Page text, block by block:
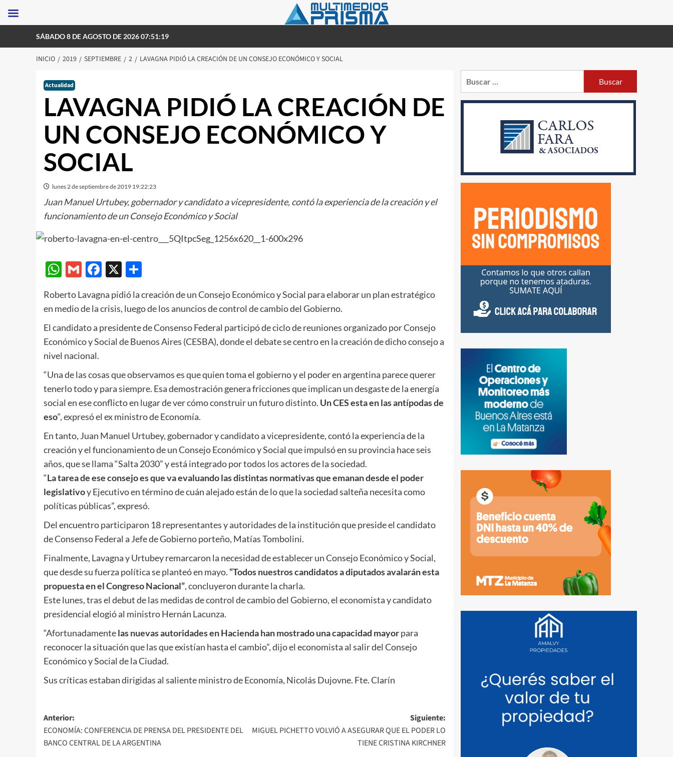
SÁBADO 8 DE AGOSTO DE 2026 07:51:19
INICIO 2019 SEPTIEMBRE 2 LAVAGNA PIDIÓ LA CREACIÓN DE UN CONSEJO ECONÓMICO Y SOCIAL
Actualidad
LAVAGNA PIDIÓ LA CREACIÓN DE
UN CONSEJO ECONÓMICO Y
SOCIAL
lunes 2 de septiembre de 2019 19:22:23
Juan Manuel Urtubey, gobernador y candidato a vicepresidente, contó la experiencia de la creación y el
funcionamiento de un Consejo Económico y Social
WhatsApp
GmailFacebook
X
Roberto Lavagna pidió la creación de un Consejo Económico y Social para elaborar un plan estratégico
en medio de la crisis, luego de los anuncios de control de cambio del Gobierno.
El candidato a presidente de Consenso Federal participó de ciclo de reuniones organizado por Consejo
Económico y Social de Buenos Aires (CESBA), donde el debate se centro en la creación de dicho consejo a
nivel nacional.
“Una de las cosas que observamos es que quien toma el gobierno y el poder en argentina parece querer
tenerlo todo y para siempre. Esa demostración genera fricciones que implican un desgaste de la energía
social en ese conflicto en lugar de ver cómo construir un futuro distinto. Un CES esta en las antípodas de
eso“, expresó el ex ministro de Economía.
En tanto, Juan Manuel Urtubey, gobernador y candidato a vicepresidente, contó la experiencia de la
creación y el funcionamiento de un Consejo Económico y Social que impulsó en su provincia hace seis
años, que se llama “Salta 2030” y está integrado por todos los actores de la sociedad.
“La tarea de ese consejo es que va evaluando las distintas normativas que emanan desde el poder
legislativoy Ejecutivo en término de cuán alejado están de lo que la sociedad salteña necesita como
políticas públicas”, expresó.
Del encuentro participaron 18 representantes y autoridades de la institución que preside el candidato
de Consenso Federal a Jefe de Gobierno porteño, Matías Tombolini.
Finalmente, Lavagna y Urtubey remarcaron la necesidad de establecer un Consejo Económico y Social,
que desde su fuerza política se planteó en mayo. “Todos nuestros candidatos a diputados avalarán esta
propuesta en el Congreso Nacional”, concluyeron durante la charla.
Este lunes, tras el debut de las medidas de control de cambio del Gobierno, el economista y candidato
presidencial elogió al ministro Hernán Lacunza.
“Afortunadamentelas nuevas autoridades en Hacienda han mostrado una capacidad mayorpara
reconocer la situación que las que existían hasta el cambio”, dijo el economista al salir del Consejo
Económico y Social de la Ciudad.
Sus críticas estaban dirigidas al saliente ministro de Economía, Nicolás Dujovne. Fte. Clarín
Navegación
de
Anterior:
ECONOMÍA: CONFERENCIA DE PRENSA DEL PRESIDENTE DEL
BANCO CENTRAL DE LA ARGENTINA
Siguiente:
MIGUEL PICHETTO VOLVIÓ A ASEGURAR QUE EL PODER LO
TIENE CRISTINA KIRCHNER